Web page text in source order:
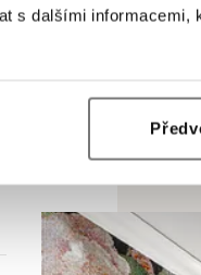
s dalšími